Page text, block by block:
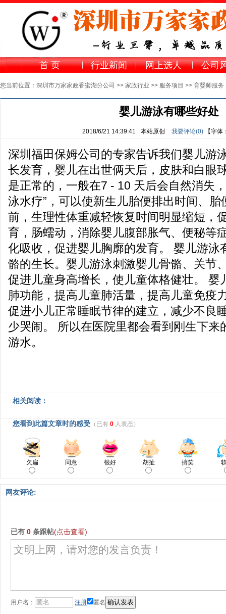
首 页 行业新闻 网上选人 公司
您当前位置： 深圳市万家家政香蜜湖分公司 >> 家政行业 >> 服务项目 >> 育婴师服务
婴儿游泳有哪些好处
2018/6/21 14:39:41 本站原创 我要评论(0) 【字体
深圳 福田保姆公司的专家告诉我们婴儿游
长发育，婴儿在出世俩天后，皮肤和白眼
是正常的，一般在7 - 10 天后会自然消失
泳水疗”，可以使新生儿胎便排出时间、
前，生理性体重减轻恢复时间明显缩短，
育，肠蠕动，消除婴儿腹部胀气、便秘等
化吸收，促进婴儿胸廓的发育。 婴儿游泳
骼的生长。婴儿游泳刺激婴儿骨骼、关节
促进儿童身高增长，使儿童体格健壮。 婴
肺功能，提高儿童肺活量，提高儿童免疫
促进小儿正常睡眠节律的建立，减少不良
少哭闹。 所以在医院里都会看到刚生下来
游水。
相关阅读：
您看到此篇文章时的感受 （已有 0 人表态）
欠扁 同意 很好 胡扯 搞笑
网友评论:
已有 0 条跟帖(点击查看)
用户名： 注册 匿名